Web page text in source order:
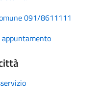
091/8611111